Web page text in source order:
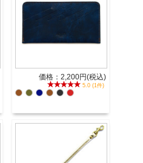
価格：2,200円(税込)
5.0 (1件)